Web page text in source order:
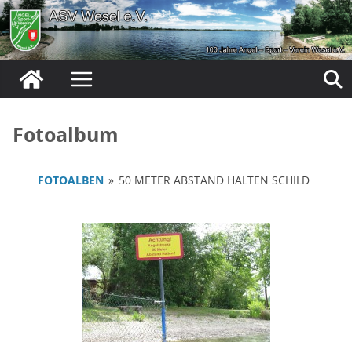
Zum
Inhalt
springen
Fotoalbum
FOTOALBEN » 50 METER ABSTAND HALTEN SCHILD